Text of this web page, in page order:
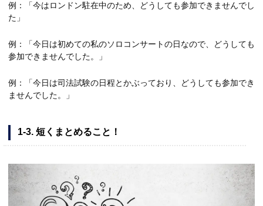
例：「今はロンドン駐在中のため、どうしても参加できませんでし
た」
例：「今日は初めての私のソロコンサートの日なので、どうしても
参加できませんでした。」
例：「今日は司法試験の日程とかぶっており、どうしても参加でき
ませんでした。」
1-3. 短くまとめること！